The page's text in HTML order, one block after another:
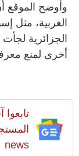
وأوضح الموقع
الغربية، مثل
الجزائرية
أخرى لمنع
تابعوا
news